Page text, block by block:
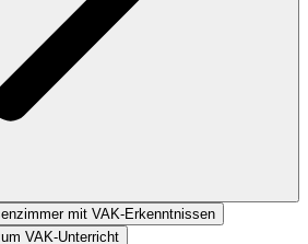
mit VAK-Erkenntnissen
VAK-Unterricht